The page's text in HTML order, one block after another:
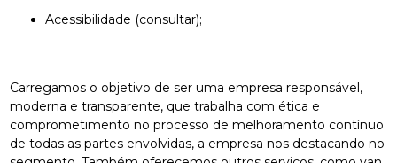
Acessibilidade (consultar);
Carregamos o objetivo de ser uma empresa responsável,
moderna e transparente, que trabalha com ética e
comprometimento no processo de melhoramento contínuo
de todas as partes envolvidas, a empresa nos destacando no